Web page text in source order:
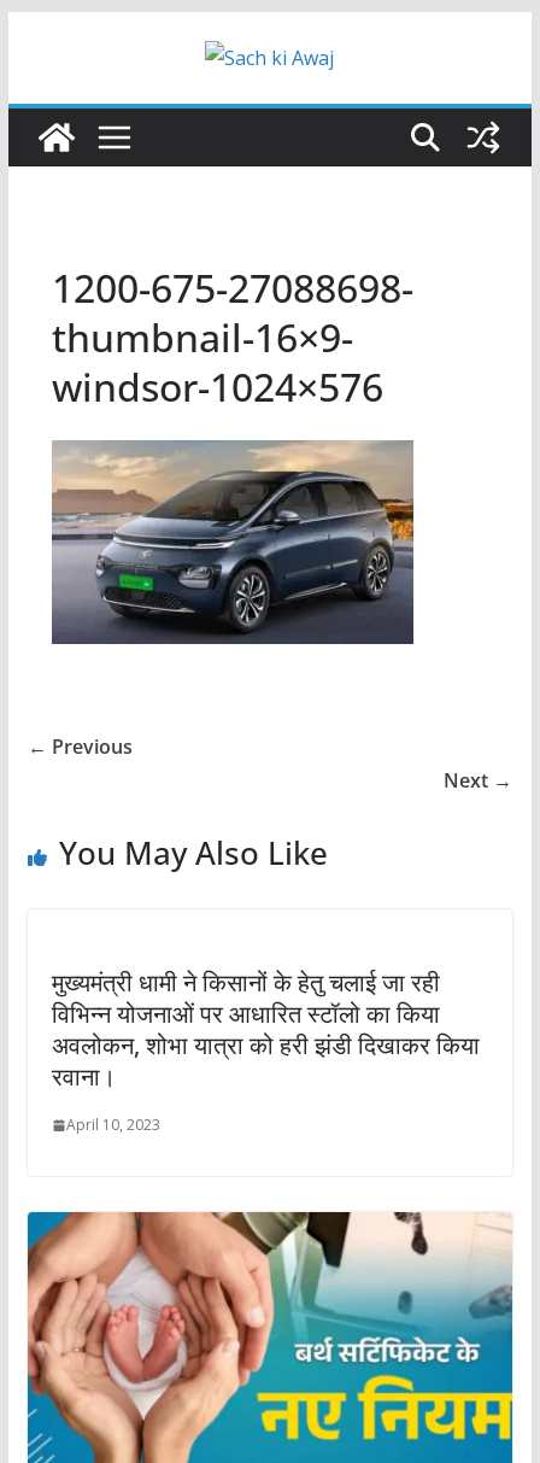
1200-675-27088698-
thumbnail-16×9-
windsor-1024×576
← Previous
Next →
You May Also Like
मुख्यमंत्री धामी ने किसानों के हेतु चलाई जा रही
विभिन्न योजनाओं पर आधारित स्टॉलो का किया
अवलोकन, शोभा यात्रा को हरी झंडी दिखाकर किया
रवाना।
April 10, 2023